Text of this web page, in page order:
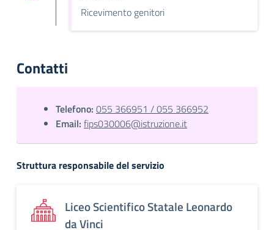
Ricevimento genitori
Contatti
Telefono: 055 366951 / 055 366952
Email: fips030006@istruzione.it
Struttura responsabile del servizio
Liceo Scientifico Statale Leonardo
da Vinci